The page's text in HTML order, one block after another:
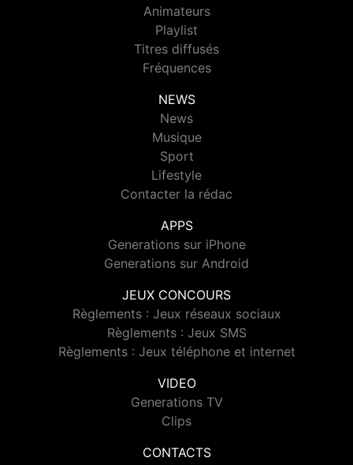
Animateurs
Playlist
Titres diffusés
Fréquences
NEWS
News
Musique
Sport
Lifestyle
Contacter la rédac
APPS
Generations sur iPhone
Generations sur Android
JEUX CONCOURS
Règlements : Jeux réseaux sociaux
Règlements : Jeux SMS
Règlements : Jeux téléphone et internet
VIDEO
Generations TV
Clips
CONTACTS